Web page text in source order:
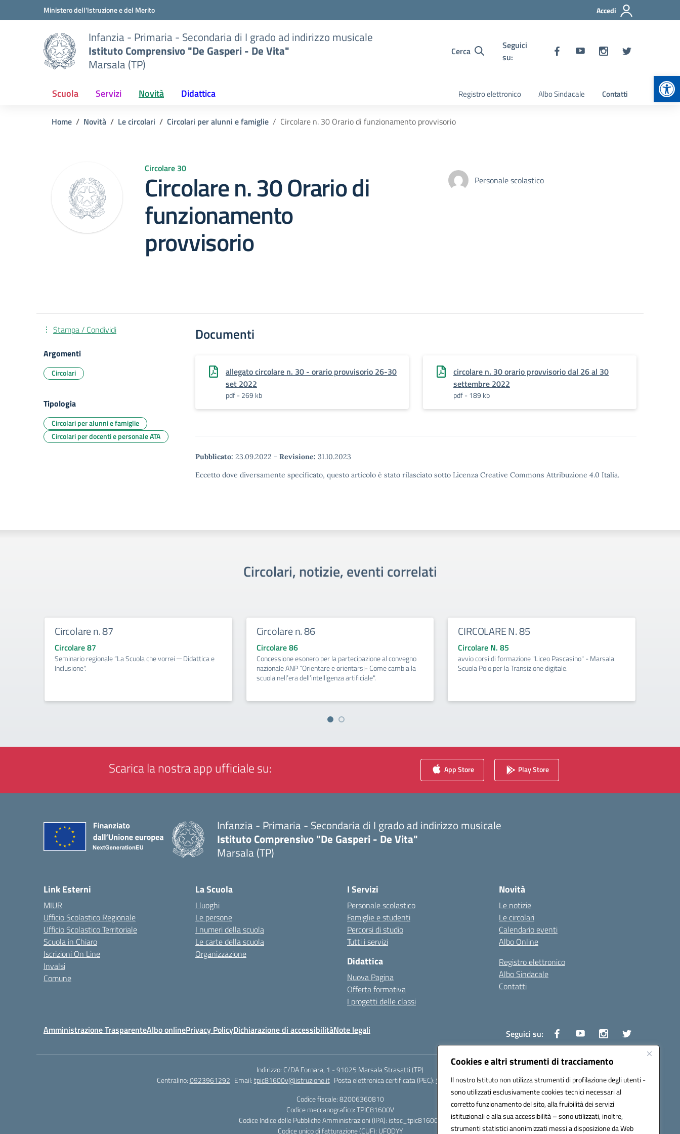
Cookies e altri strumenti di tracciamento
Il nostro Istituto non utilizza strumenti di profilazione degli utenti -
sono utilizzati esclusivamente cookies tecnici necessari al
corretto funzionamento del sito, alla fruibilità dei servizi
istituzionali e alla sua accessibilità – sono utilizzati, inoltre,
strumenti statistici anonimizzati messi a disposizione da Web
Vai ai contenuti
Vai al menu di navigazioneMinistero dell'Istruzione e del Merito Accedi
Infanzia - Primaria - Secondaria di I grado ad indirizzo musicale
Istituto Comprensivo "De Gasperi - De Vita"
Marsala (TP)
Cerca
Seguici
su:
Scuola Servizi Novità Didattica Registro elettronico Albo Sindacale Contatti
Home Novità Le circolari Circolari per alunni e famiglie Circolare n. 30 Orario di funzionamento provvisorio
Circolare 30
Circolare n. 30 Orario di
funzionamento
provvisorio
Personale scolastico
Documenti
allegato circolare n. 30 - orario provvisorio 26-30
set 2022
pdf - 269 kb
circolare n. 30 orario provvisorio dal 26 al 30
settembre 2022
pdf - 189 kb
Pubblicato: 23.09.2022 - Revisione: 31.10.2023
Eccetto dove diversamente specificato, questo articolo è stato rilasciato sotto Licenza Creative Commons Attribuzione 4.0 Italia.
Stampa / Condividi
Argomenti
Circolari
Tipologia
Circolari per alunni e famiglie
Circolari per docenti e personale ATA
Circolari, notizie, eventi correlati
Circolare n. 87
Circolare 87
Seminario regionale “La Scuola che vorrei ─ Didattica e
Inclusione".
Circolare n. 86
Circolare 86
Concessione esonero per la partecipazione al convegno
nazionale ANP “Orientare e orientarsi- Come cambia la
scuola nell’era dell’intelligenza artificiale".
CIRCOLARE N. 85
Circolare N. 85
avvio corsi di formazione "Liceo Pascasino" - Marsala.
Scuola Polo per la Transizione digitale.
Scarica la nostra app ufficiale su: App Store Play Store
Infanzia - Primaria - Secondaria di I grado ad indirizzo musicale
Istituto Comprensivo "De Gasperi - De Vita"
Marsala (TP)
Link Esterni
MIUR
Ufficio Scolastico Regionale
Ufficio Scolastico Territoriale
Scuola in Chiaro
Iscrizioni On Line
Invalsi
Comune
La Scuola
I luoghi
Le persone
I numeri della scuola
Le carte della scuola
Organizzazione
I Servizi
Personale scolastico
Famiglie e studenti
Percorsi di studio
Tutti i servizi
Didattica
Nuova Pagina
Offerta formativa
I progetti delle classi
Novità
Le notizie
Le circolari
Calendario eventi
Albo Online
Registro elettronico
Albo Sindacale
Contatti
Amministrazione TrasparenteAlbo onlinePrivacy PolicyDichiarazione di accessibilitàNote legali Seguici su:
Indirizzo: C/DA Fornara, 1 - 91025 Marsala Strasatti (TP)
Centralino:0923961292 Email:tpic81600v@istruzione.it Posta elettronica certificata (PEC):tpic81600v@pec.istruzione.it
Codice fiscale: 82006360810
Codice meccanografico:TPIC81600V
Codice Indice delle Pubbliche Amministrazioni (IPA): istsc_tpic81600v
Codice unico di fatturazione (CUF): UFODYY